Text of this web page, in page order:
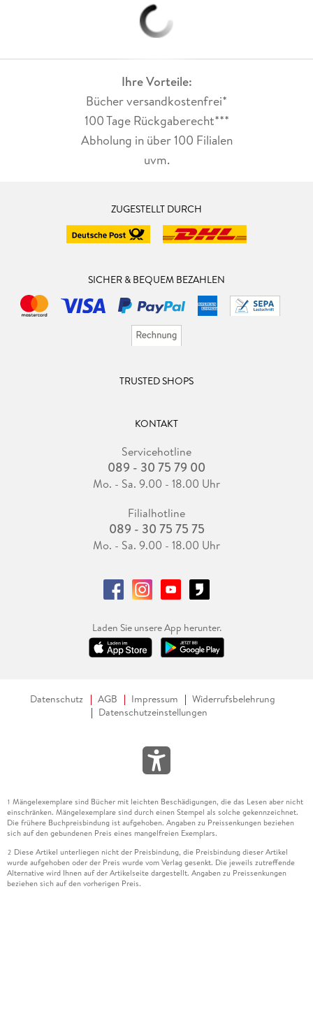
Ihre Vorteile:
Bücher versandkostenfrei*
100 Tage Rückgaberecht***
Abholung in über 100 Filialen
uvm.
ZUGESTELLT DURCH
SICHER & BEQUEM BEZAHLEN
TRUSTED SHOPS
KONTAKT
Servicehotline
089 - 30 75 79 00
Mo. - Sa. 9.00 - 18.00 Uhr
Filialhotline
089 - 30 75 75 75
Mo. - Sa. 9.00 - 18.00 Uhr
Laden Sie unsere App herunter.
Datenschutz AGB Impressum
Widerrufsbelehrung
Datenschutzeinstellungen
1 Mängelexemplare sind Bücher mit leichten Beschädigungen, die das Lesen aber nicht
einschränken. Mängelexemplare sind durch einen Stempel als solche gekennzeichnet.
Die frühere Buchpreisbindung ist aufgehoben. Angaben zu Preissenkungen beziehen
sich auf den gebundenen Preis eines mangelfreien Exemplars.
2 Diese Artikel unterliegen nicht der Preisbindung, die Preisbindung dieser Artikel
wurde aufgehoben oder der Preis wurde vom Verlag gesenkt. Die jeweils zutreffende
Alternative wird Ihnen auf der Artikelseite dargestellt. Angaben zu Preissenkungen
beziehen sich auf den vorherigen Preis.